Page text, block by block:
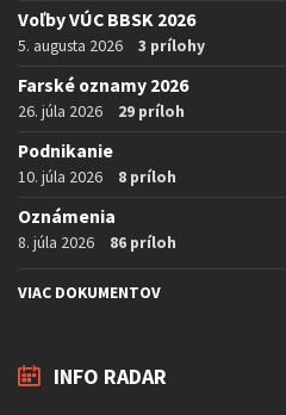
Voľby VÚC BBSK 2026
5. augusta 2026 3 prílohy
Farské oznamy 2026
26. júla 2026 29 príloh
Podnikanie
10. júla 2026 8 príloh
Oznámenia
8. júla 2026 86 príloh
VIAC DOKUMENTOV
INFO RADAR